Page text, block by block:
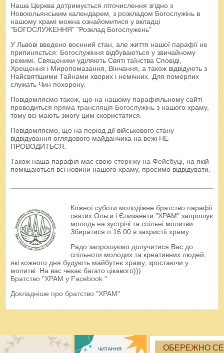
Наша Церква дотримується літочислення згідно з
Новоюльянським календарем, з розкладом Богослужінь в
нашому храмі можна ознайомитися у вкладці
"БОГОСЛУЖЕННЯ" "Розклад Богослужень"
У Львові введено воєнний стан, але життя нашої парафії не
припиняється: Богослужіння відбуваються у звичайному
режимі. Священики уділяють Святі таїнства Сповіді,
Хрещення і Миропомазання, Вінчання, а також відвідують з
Найсвятішими Тайнами хворих і немічних. Для померлих
служать Чин похорону.
Повідомляємо також, що на нашому парафіяльному сайті
проводиться пряма трансляція Богослужінь з нашого храму,
тому всі мають змогу цим скористатися.
Повідомляємо, що на період дії військового стану
відвідування оглядового майданчика на вежі НЕ
ПРОВОДИТЬСЯ.
Також наша парафія має свою сторінку на Фейсбуці, на якій
поміщаються всі новини нашого храму, просимо відвідувати.
Кожної суботи молодіжне братство парафії
святих Ольги і Єлизавети "ХРАМ" запрошує
молодь на зустрічі та спільні молитви.
Збиратися о 16.00 в захристії храму
Радо запрошуємо долучитися Вас до
спільноти молодих та креативних людей,
які кожного дня будують майбутнє храму, зростаючи у
молитві. На вас чекає багато цікавого)))
Братство "ХРАМ у Facebook "
Докладніше про братство "ХРАМ"
ОБЕРЕЖНО